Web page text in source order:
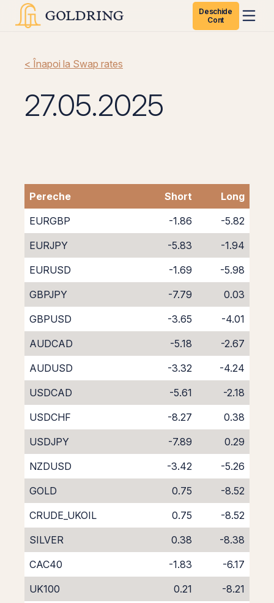
Deschide
Cont
< Înapoi la Swap rates
27.05.2025
Pereche Short
Long
EURGBP
-1.86
-5.82
EURJPY
-5.83
-1.94
EURUSD
-1.69
-5.98
GBPJPY
-7.79
0.03
GBPUSD
-3.65
-4.01
AUDCAD
-5.18
-2.67
AUDUSD
-3.32
-4.24
USDCAD
-5.61
-2.18
USDCHF
-8.27
0.38
USDJPY
-7.89
0.29
NZDUSD
-3.42
-5.26
GOLD
0.75
-8.52
CRUDE_UKOIL
0.75
-8.52
SILVER
0.38
-8.38
CAC40
-1.83
-6.17
UK100
0.21
-8.21